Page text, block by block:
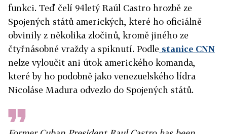
funkci. Teď čelí 94letý Raúl Castro hrozbě ze
Spojených států amerických, které ho oficiálně
obvinily z několika zločinů, kromě jiného ze
čtyřnásobné vraždy a spiknutí. Podle stanice CNN
nelze vyloučit ani útok amerického komanda,
které by ho podobně jako venezuelského lídra
Nicoláse Madura odvezlo do Spojených států.